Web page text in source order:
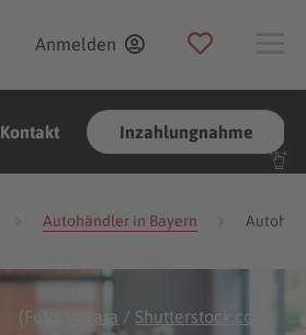
Anmelden
Kontakt Inzahlungnahme
Autohändler in Bayern
(Foto: voyata / Shutterstock.com